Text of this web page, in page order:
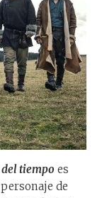
tiempo es
de